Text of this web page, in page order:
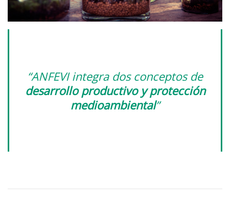
“ANFEVI integra dos conceptos de
desarrollo productivo y protección
medioambiental”